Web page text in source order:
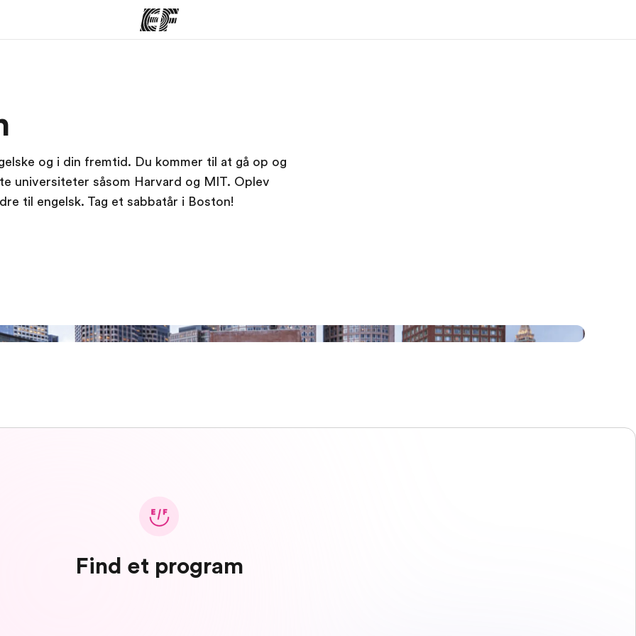
gør
og i din fremtid. Du kommer til at gå op og
universiteter såsom Harvard og MIT. Oplev
til engelsk. Tag et sabbatår i Boston!
Find et program